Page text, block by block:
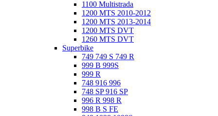
1100 Multistrada
1200 MTS 2010-2012
1200 MTS 2013-2014
1200 MTS DVT
1260 MTS DVT
Superbike
749 749 S 749 R
999 B 999S
999 R
748 916 996
748 SP 916 SP
996 R 998 R
998 B S FE